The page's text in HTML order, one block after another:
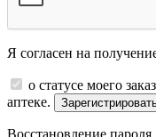
Я согласен на
о статусе моего
аптеке.
Восстановление пароля